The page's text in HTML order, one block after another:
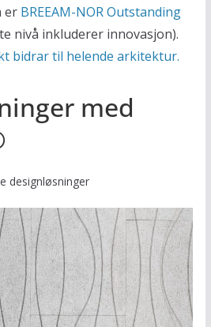
er BREEAM-NOR Outstanding
nivå inkluderer innovasjon).
bidrar til helende arkitektur.
med
designløsninger